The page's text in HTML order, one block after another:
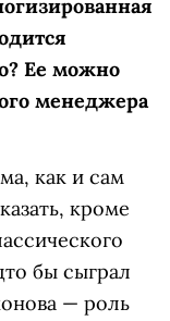
Ее можно
менеджера
как и сам
кроме
бы сыграл
— роль